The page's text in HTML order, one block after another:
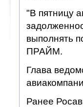
"В пятницу
выполнять
ПРАЙМ.
Глава
Ранее